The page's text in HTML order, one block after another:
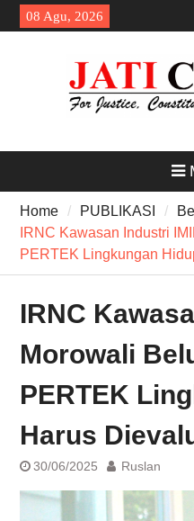
Skip
to
08 Agu, 2026
Home PUBLIKASI
IRNC Kawasan Industri
PERTEK Lingkungan
IRNC
Morowali
PERTEK
Harus
30/06/2025 Ruslan